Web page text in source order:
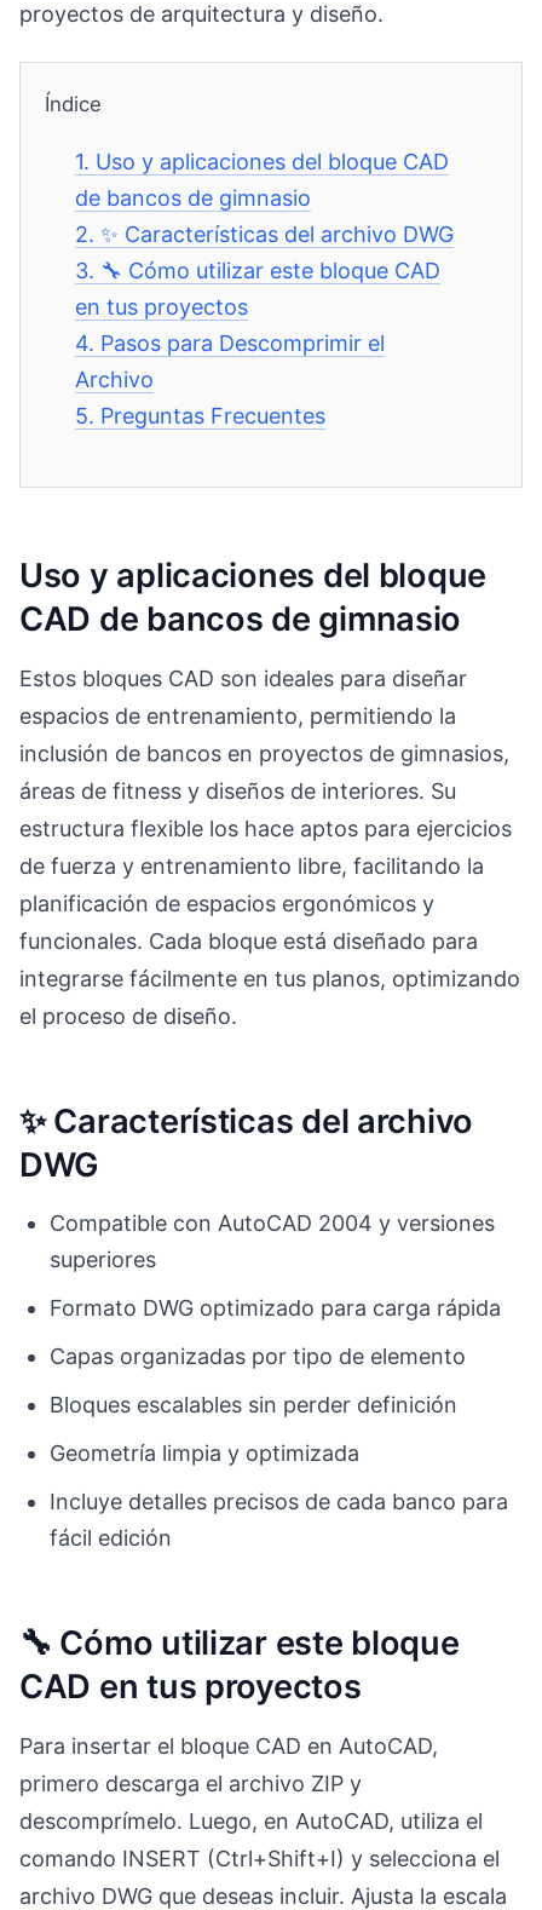
proyectos de arquitectura y diseño.
Índice
1. Uso y aplicaciones del bloque CAD
de bancos de gimnasio
2.✨ Características del archivo DWG
3. 🔧 Cómo utilizar este bloque CAD
en tus proyectos
4. Pasos para Descomprimir el
Archivo
5. Preguntas Frecuentes
Uso y aplicaciones del bloque
CAD de bancos de gimnasio
Estos bloques CAD son ideales para diseñar
espacios de entrenamiento, permitiendo la
inclusión de bancos en proyectos de gimnasios,
áreas de fitness y diseños de interiores. Su
estructura flexible los hace aptos para ejercicios
de fuerza y entrenamiento libre, facilitando la
planificación de espacios ergonómicos y
funcionales. Cada bloque está diseñado para
integrarse fácilmente en tus planos, optimizando
el proceso de diseño.
✨ Características del archivo
DWG
Compatible con AutoCAD 2004 y versiones
superiores
Formato DWG optimizado para carga rápida
Capas organizadas por tipo de elemento
Bloques escalables sin perder definición
Geometría limpia y optimizada
Incluye detalles precisos de cada banco para
fácil edición
🔧 Cómo utilizar este bloque
CAD en tus proyectos
Para insertar el bloque CAD en AutoCAD,
primero descarga el archivo ZIP y
descomprímelo. Luego, en AutoCAD, utiliza el
comando INSERT (Ctrl+Shift+I) y selecciona el
archivo DWG que deseas incluir. Ajusta la escala